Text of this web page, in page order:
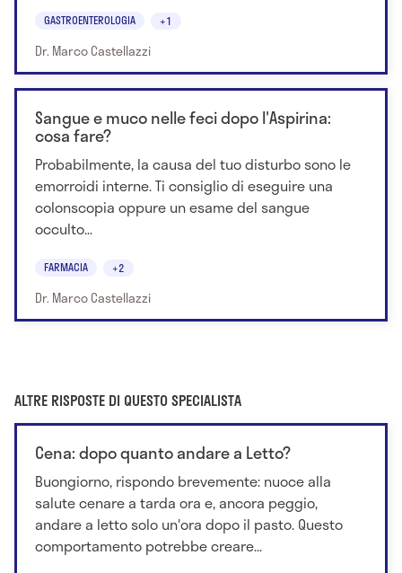
GASTROENTEROLOGIA +1
Dr. Marco Castellazzi
Sangue e muco nelle feci dopo l'Aspirina:
cosa fare?
Probabilmente, la causa del tuo disturbo sono le
emorroidi interne. Ti consiglio di eseguire una
colonscopia oppure un esame del sangue
occulto...
FARMACIA +2
Dr. Marco Castellazzi
ALTRE RISPOSTE DI QUESTO SPECIALISTA
Cena: dopo quanto andare a Letto?
Buongiorno, rispondo brevemente: nuoce alla
salute cenare a tarda ora e, ancora peggio,
andare a letto solo un'ora dopo il pasto. Questo
comportamento potrebbe creare...